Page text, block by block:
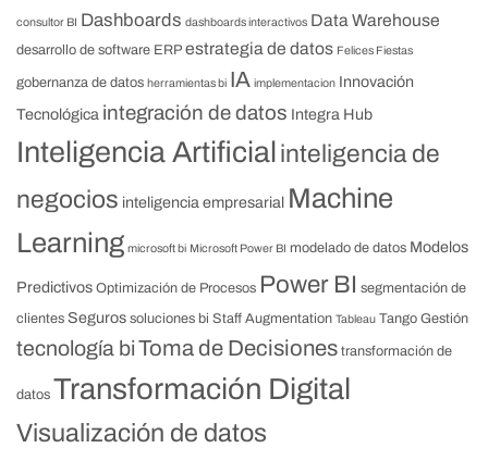
consultor BI Dashboards dashboards interactivos Data Warehouse
desarrollo de software ERP estrategia de datos Felices Fiestas
gobernanza de datos herramientas bi IA implementacion Innovación
Tecnológica integración de datos Integra Hub
Inteligencia Artificial inteligencia de
negocios inteligencia empresarial Machine
Learning microsoft bi Microsoft Power BI modelado de datos Modelos
Predictivos Optimización de Procesos Power BI segmentación de
clientes Seguros soluciones bi Staff Augmentation Tableau Tango Gestión
tecnología biToma de Decisiones transformación de
datos Transformación Digital
Visualización de datos